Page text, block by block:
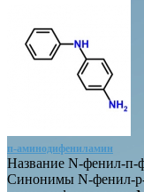
п-аминодифениламин
Название N-фенил-п-
Синонимы N-фенил-